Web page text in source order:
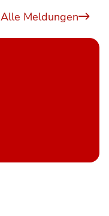
Alle Meldungen